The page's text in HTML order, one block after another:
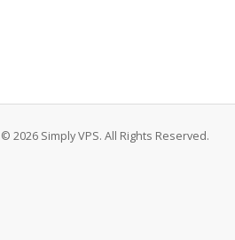
2026 Simply VPS. All Rights Reserved.